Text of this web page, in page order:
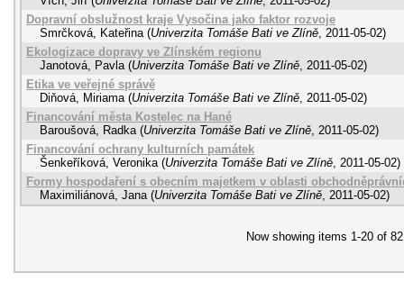
Dopravní obslužnost kraje Vysočina jako faktor rozvoje
Smrčková, Kateřina (Univerzita Tomáše Bati ve Zlíně, 2011-05-02)
Ekologizace dopravy ve Zlínském regionu
Janotová, Pavla (Univerzita Tomáše Bati ve Zlíně, 2011-05-02)
Etika ve veřejné správě
Diňová, Miriama (Univerzita Tomáše Bati ve Zlíně, 2011-05-02)
Financování města Kostelec na Hané
Baroušová, Radka (Univerzita Tomáše Bati ve Zlíně, 2011-05-02)
Financování ochrany kulturních památek
Šenkeříková, Veronika (Univerzita Tomáše Bati ve Zlíně, 2011-05-02)
Formy hospodaření s obecním majetkem v oblasti
Maximiliánová, Jana (Univerzita Tomáše Bati ve Zlíně, 2011-05-02)
Now showing items 1-20 of 82